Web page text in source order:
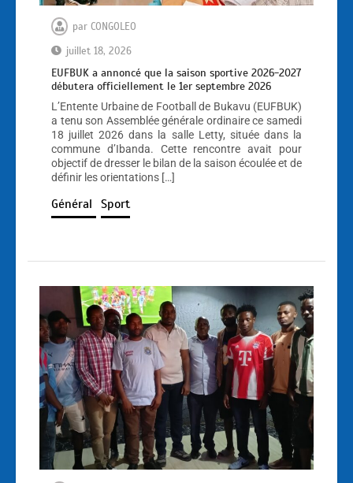
par CONGOLEO
juillet 18, 2026
EUFBUK a annoncé que la saison sportive 2026-2027
débutera officiellement le 1er septembre 2026
L’Entente Urbaine de Football de Bukavu (EUFBUK)
a tenu son Assemblée générale ordinaire ce samedi
18 juillet 2026 dans la salle Letty, située dans la
commune d’Ibanda. Cette rencontre avait pour
objectif de dresser le bilan de la saison écoulée et de
définir les orientations […]
Général Sport